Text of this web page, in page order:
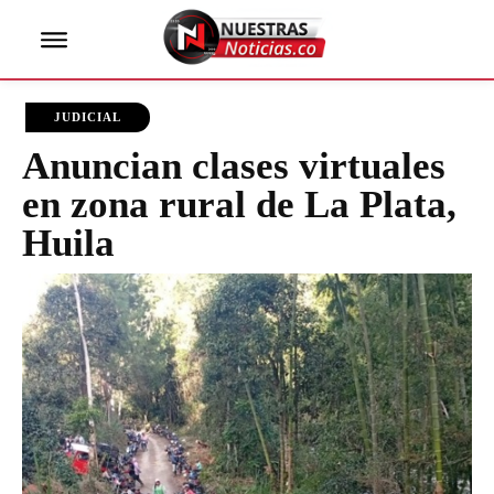
JUDICIAL
Anuncian clases virtuales
en zona rural de La Plata,
Huila